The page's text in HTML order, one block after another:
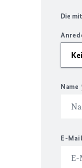
Die
Name
E-Mail